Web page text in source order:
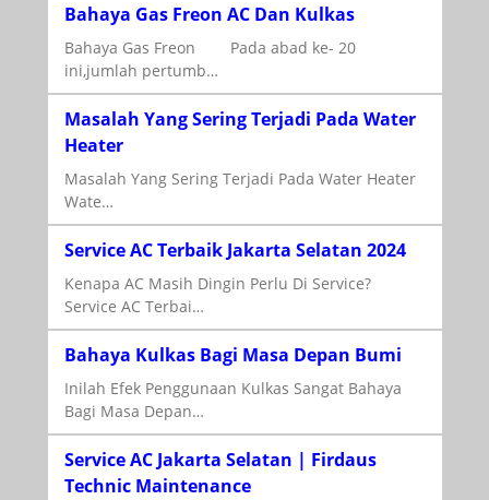
Bahaya Gas Freon AC Dan Kulkas
Bahaya Gas Freon Pada abad ke- 20
ini,jumlah pertumb…
Masalah Yang Sering Terjadi Pada Water
Heater
Masalah Yang Sering Terjadi Pada Water Heater
Wate…
Service AC Terbaik Jakarta Selatan 2024
Kenapa AC Masih Dingin Perlu Di Service?
Service AC Terbai…
Bahaya Kulkas Bagi Masa Depan Bumi
Inilah Efek Penggunaan Kulkas Sangat Bahaya
Bagi Masa Depan…
Service AC Jakarta Selatan | Firdaus
Technic Maintenance